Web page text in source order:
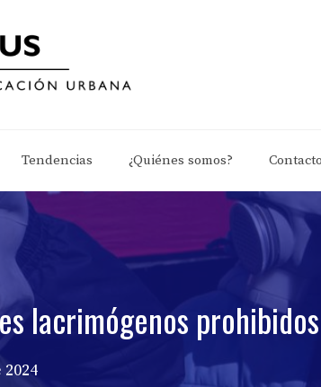
Tendencias ¿Quiénes somos? Contacto
lacrimógenos